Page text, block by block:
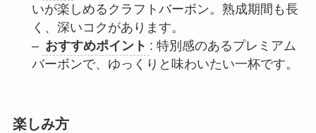
いが楽しめるクラフトバーボン。熟成期間も長
く、深いコクがあります。
– おすすめポイント : 特別感のあるプレミアム
バーボンで、ゆっくりと味わいたい一杯です。
楽しみ方